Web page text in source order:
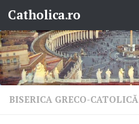
Skip to content
Catholica.ro
BISERICA GRECO-CATOLICĂ